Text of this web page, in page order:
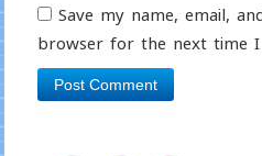
Save my name, email,
browser for the next time I